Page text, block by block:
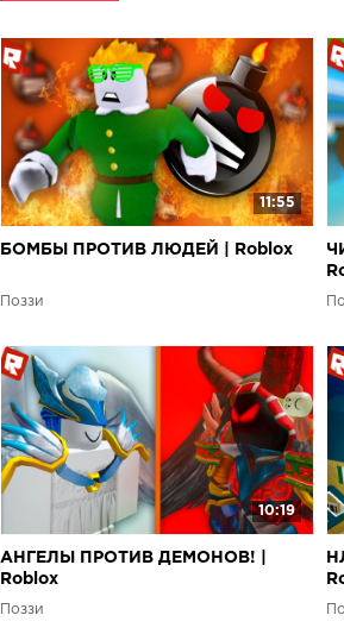
11:55
БОМБЫ ПРОТИВ ЛЮДЕЙ | Roblox
Поззи
10:19
АНГЕЛЫ ПРОТИВ ДЕМОНОВ! |
Roblox
Поззи